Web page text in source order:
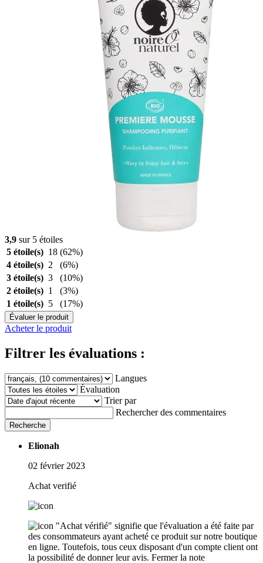
3,9 sur 5 étoiles
5 étoile(s) 18 (62%)
4 étoile(s) 2
(6%)
3 étoile(s) 3
(10%)
2 étoile(s) 1
(3%)
1 étoile(s) 5 (17%)
Évaluer le produit
Acheter le produit
Filtrer les évaluations :
Langues
Évaluation
Trier par
Rechercher des commentaires
Recherche
Elionah
02 février 2023
Achat verifié
"Achat vérifié" signifie que l'évaluation a été faite par
des consommateurs ayant acheté ce produit sur notre boutique
en ligne. Toutefois, tous ceux disposant d'un compte client ont
la possibilité de donner leur avis. Fermer la note